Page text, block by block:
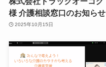
様 介護相談窓口のお知らせ
2025年10月15日